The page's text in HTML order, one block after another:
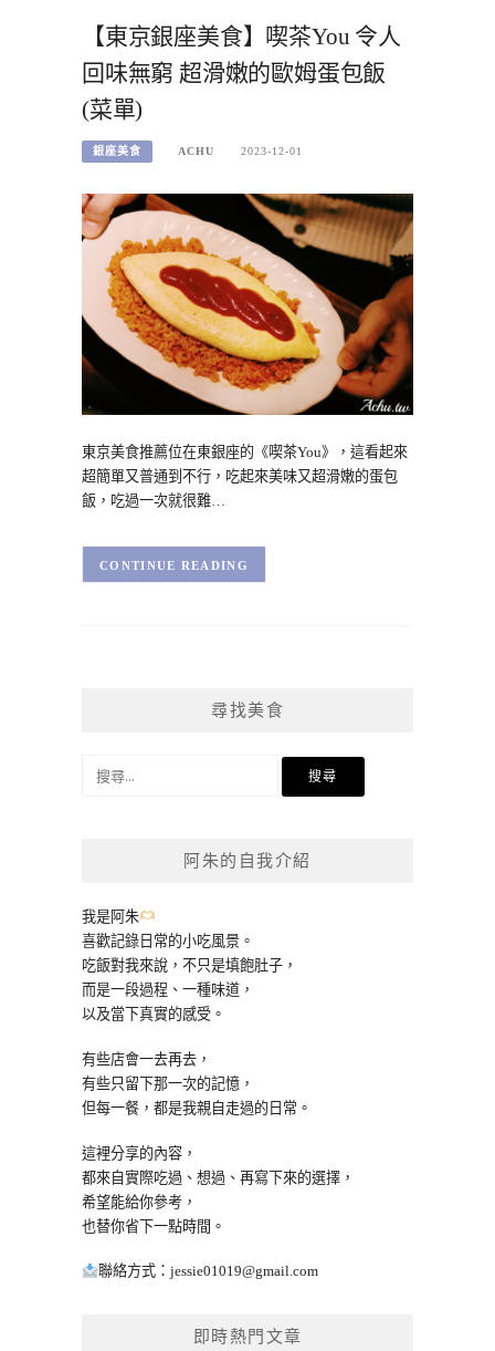
【東京銀座美食】喫茶You 令人
回味無窮 超滑嫩的歐姆蛋包飯
(菜單)
銀座美食 ACHU 2023-12-01
東京美食推薦位在東銀座的《喫茶You》，這看起來
超簡單又普通到不行，吃起來美味又超滑嫩的蛋包
飯，吃過一次就很難…
CONTINUE READING
尋找美食
阿朱的自我介紹
我是阿朱
喜歡記錄日常的小吃風景。
吃飯對我來說，不只是填飽肚子，
而是一段過程、一種味道，
以及當下真實的感受。
有些店會一去再去，
有些只留下那一次的記憶，
但每一餐，都是我親自走過的日常。
這裡分享的內容，
都來自實際吃過、想過、再寫下來的選擇，
希望能給你參考，
也替你省下一點時間。
聯絡方式： jessie01019@gmail.com
即時熱門文章